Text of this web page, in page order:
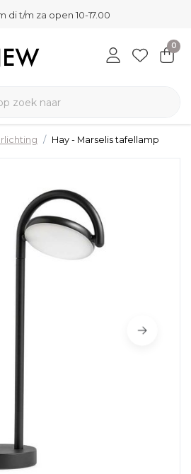
di t/m za open 10-17.00
0
Hay - Marselis tafellamp